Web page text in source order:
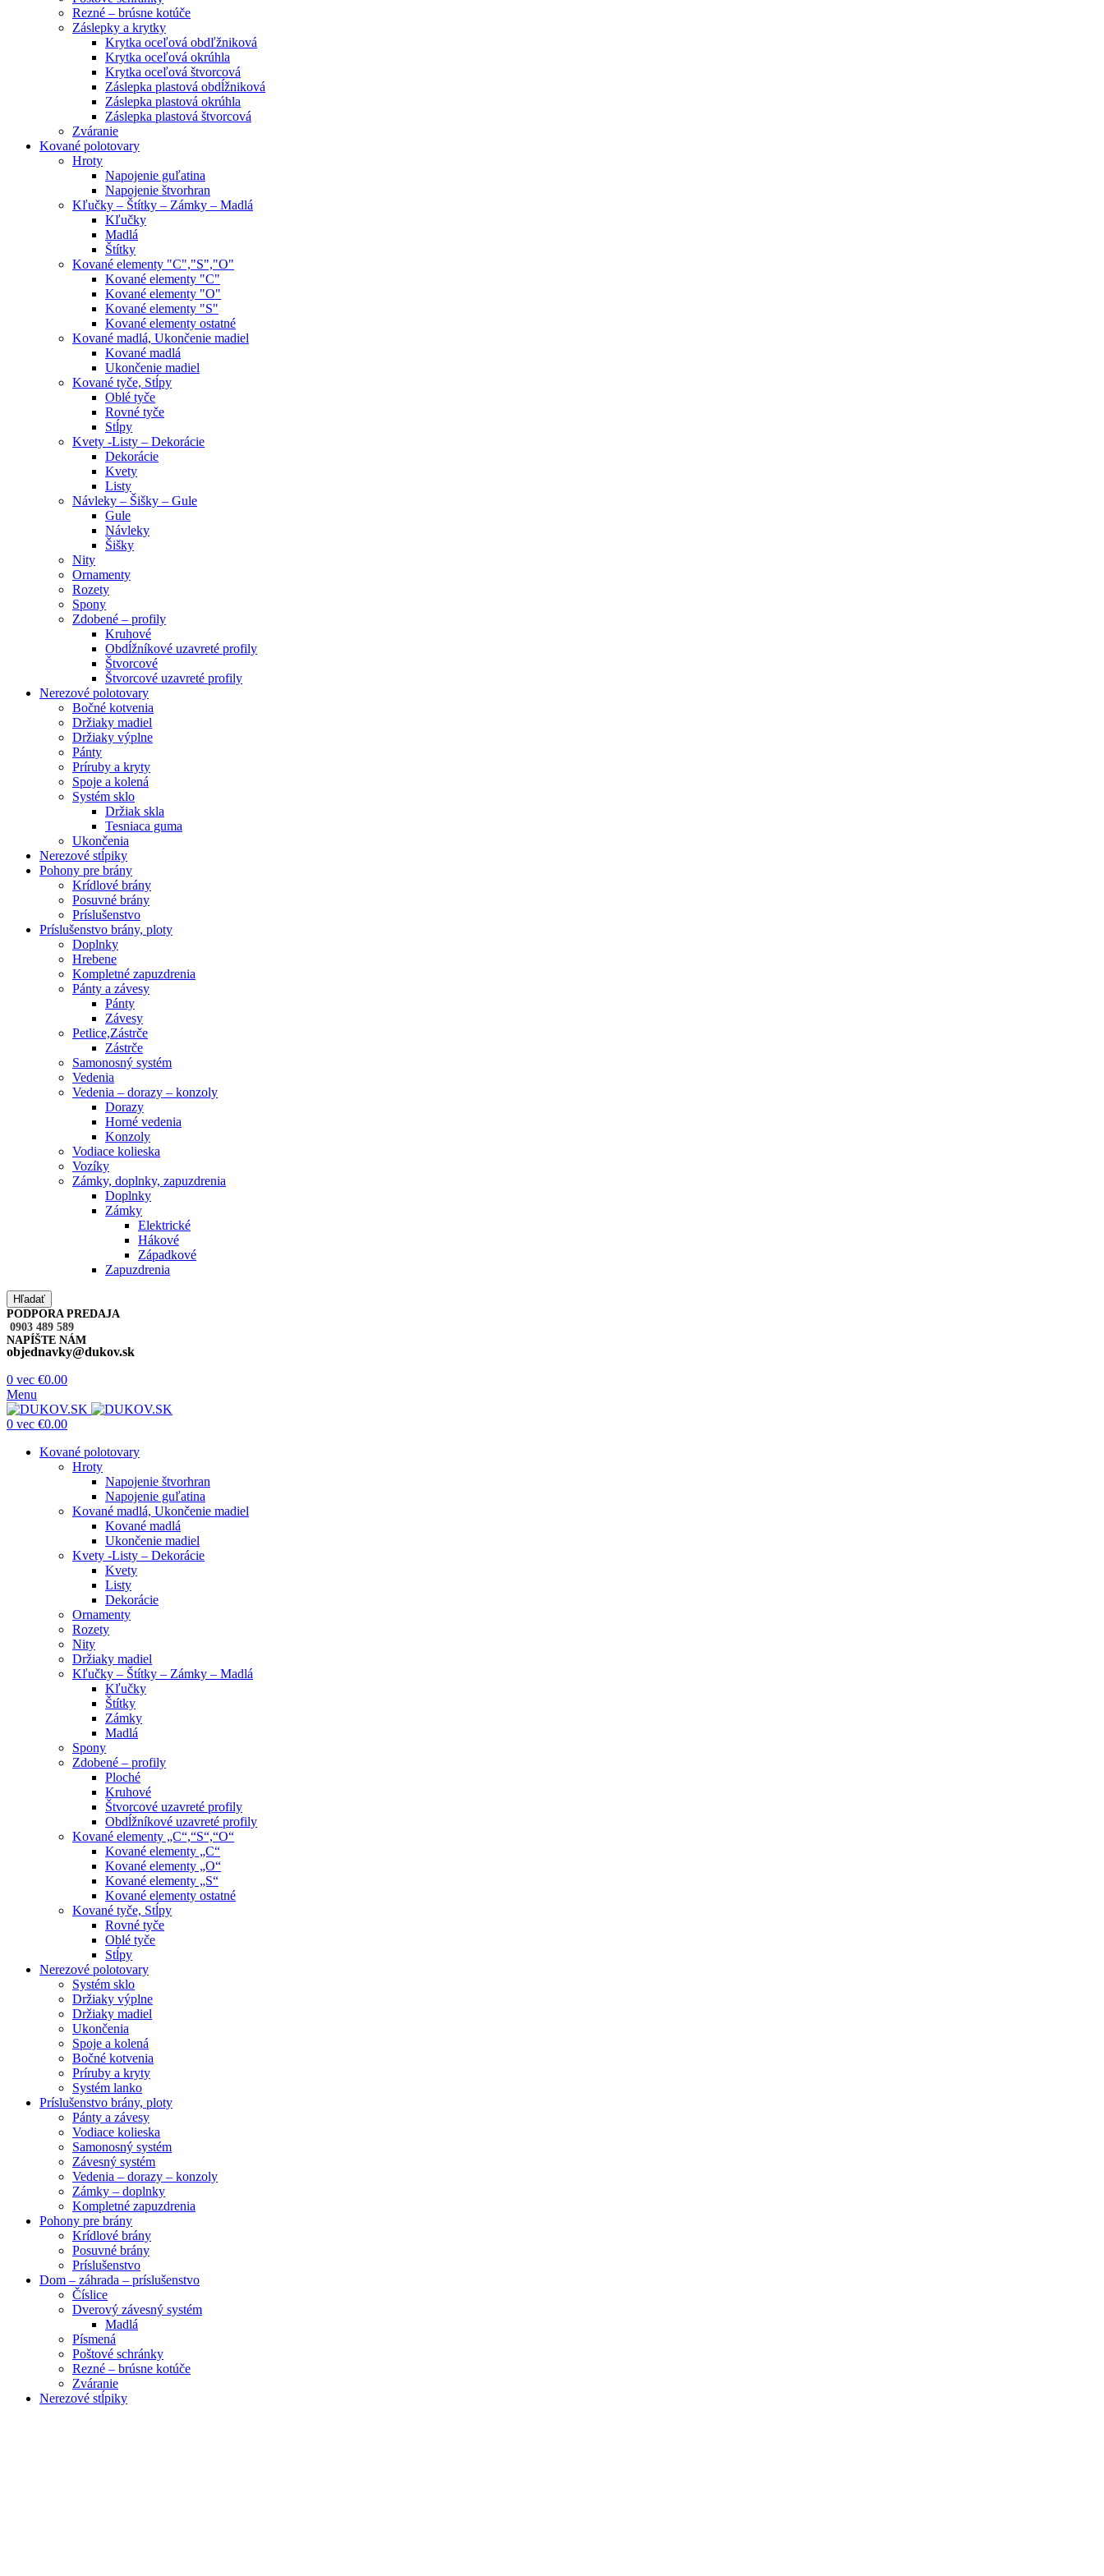
Rezné – brúsne kotúče
Záslepky a krytky
Krytka oceľová obdľžniková
Krytka oceľová okrúhla
Krytka oceľová štvorcová
Záslepka plastová obdĺžniková
Záslepka plastová okrúhla
Záslepka plastová štvorcová
Zváranie
Kované polotovary
Hroty
Napojenie guľatina
Napojenie štvorhran
Kľučky – Štítky – Zámky – Madlá
Kľučky
Madlá
Štítky
Kované elementy "C","S","O"
Kované elementy "C"
Kované elementy "O"
Kované elementy "S"
Kované elementy ostatné
Kované madlá, Ukončenie madiel
Kované madlá
Ukončenie madiel
Kované tyče, Stĺpy
Oblé tyče
Rovné tyče
Stĺpy
Kvety -Listy – Dekorácie
Dekorácie
Kvety
Listy
Návleky – Šišky – Gule
Gule
Návleky
Šišky
Nity
Ornamenty
Rozety
Spony
Zdobené – profily
Kruhové
Obdĺžníkové uzavreté profily
Štvorcové
Štvorcové uzavreté profily
Nerezové polotovary
Bočné kotvenia
Držiaky madiel
Držiaky výplne
Pánty
Príruby a kryty
Spoje a kolená
Systém sklo
Držiak skla
Tesniaca guma
Ukončenia
Nerezové stĺpiky
Pohony pre brány
Krídlové brány
Posuvné brány
Príslušenstvo
Príslušenstvo brány, ploty
Doplnky
Hrebene
Kompletné zapuzdrenia
Pánty a závesy
Pánty
Závesy
Petlice,Zástrče
Zástrče
Samonosný systém
Vedenia
Vedenia – dorazy – konzoly
Dorazy
Horné vedenia
Konzoly
Vodiace kolieska
Vozíky
Zámky, doplnky, zapuzdrenia
Doplnky
Zámky
Elektrické
Hákové
Západkové
Zapuzdrenia
Hľadať
PODPORA PREDAJA
0903 489 589
NAPÍŠTE NÁM
objednavky@dukov.sk
0 vec €0.00
Menu
0 vec €0.00
Kované polotovary
Hroty
Napojenie štvorhran
Napojenie guľatina
Kované madlá, Ukončenie madiel
Kované madlá
Ukončenie madiel
Kvety -Listy – Dekorácie
Kvety
Listy
Dekorácie
Ornamenty
Rozety
Nity
Držiaky madiel
Kľučky – Štítky – Zámky – Madlá
Kľučky
Štítky
Zámky
Madlá
Spony
Zdobené – profily
Ploché
Kruhové
Štvorcové uzavreté profily
Obdĺžníkové uzavreté profily
Kované elementy „C“,“S“,“O“
Kované elementy „C“
Kované elementy „O“
Kované elementy „S“
Kované elementy ostatné
Kované tyče, Stĺpy
Rovné tyče
Oblé tyče
Stĺpy
Nerezové polotovary
Systém sklo
Držiaky výplne
Držiaky madiel
Ukončenia
Spoje a kolená
Bočné kotvenia
Príruby a kryty
Systém lanko
Príslušenstvo brány, ploty
Pánty a závesy
Vodiace kolieska
Samonosný systém
Závesný systém
Vedenia – dorazy – konzoly
Zámky – doplnky
Kompletné zapuzdrenia
Pohony pre brány
Krídlové brány
Posuvné brány
Príslušenstvo
Dom – záhrada – príslušenstvo
Číslice
Dverový závesný systém
Madlá
Písmená
Poštové schránky
Rezné – brúsne kotúče
Zváranie
Nerezové stĺpiky